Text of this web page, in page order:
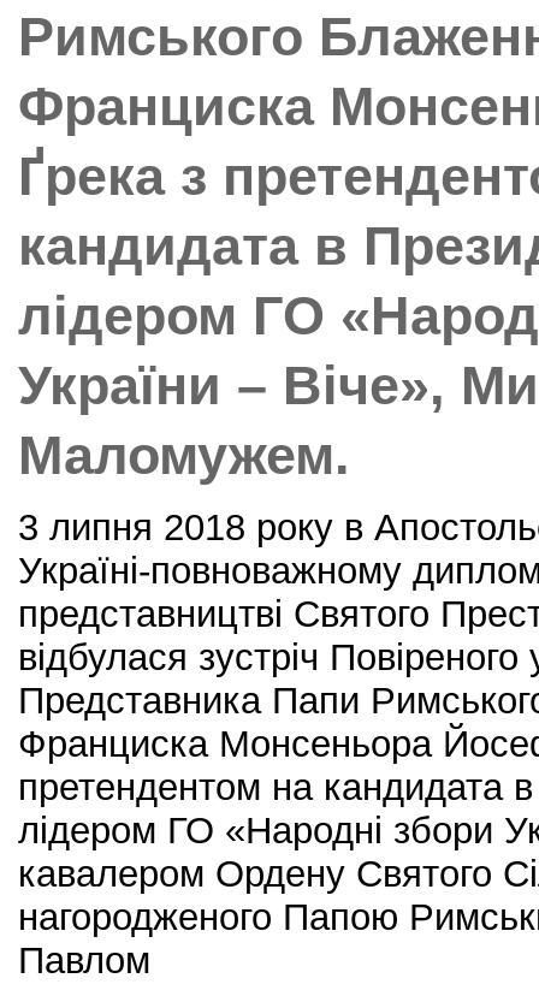
Римського
Франциска
Ґрека з
кандидата в
лідером ГО
України – Віче»,
Маломужем.
3 липня 2018 року в
Україні-повноважному
представництві Святого
відбулася зустріч
Представника Папи
Франциска Монсеньора
претендентом на кандидата
лідером ГО «Народні збори
кавалером Ордену Святого
нагородженого Папою
Павлом